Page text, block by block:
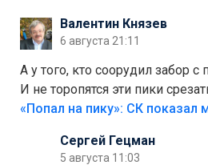
Валентин Князев
6 августа 21:11
А у того, кто соорудил забор
И не торопятся эти пики
Сергей Гецман
5 августа 11:03